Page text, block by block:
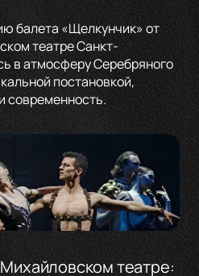
балета «Щелкунчик» от
театре Санкт-
в атмосферу Серебряного
постановкой,
современность.
театре: